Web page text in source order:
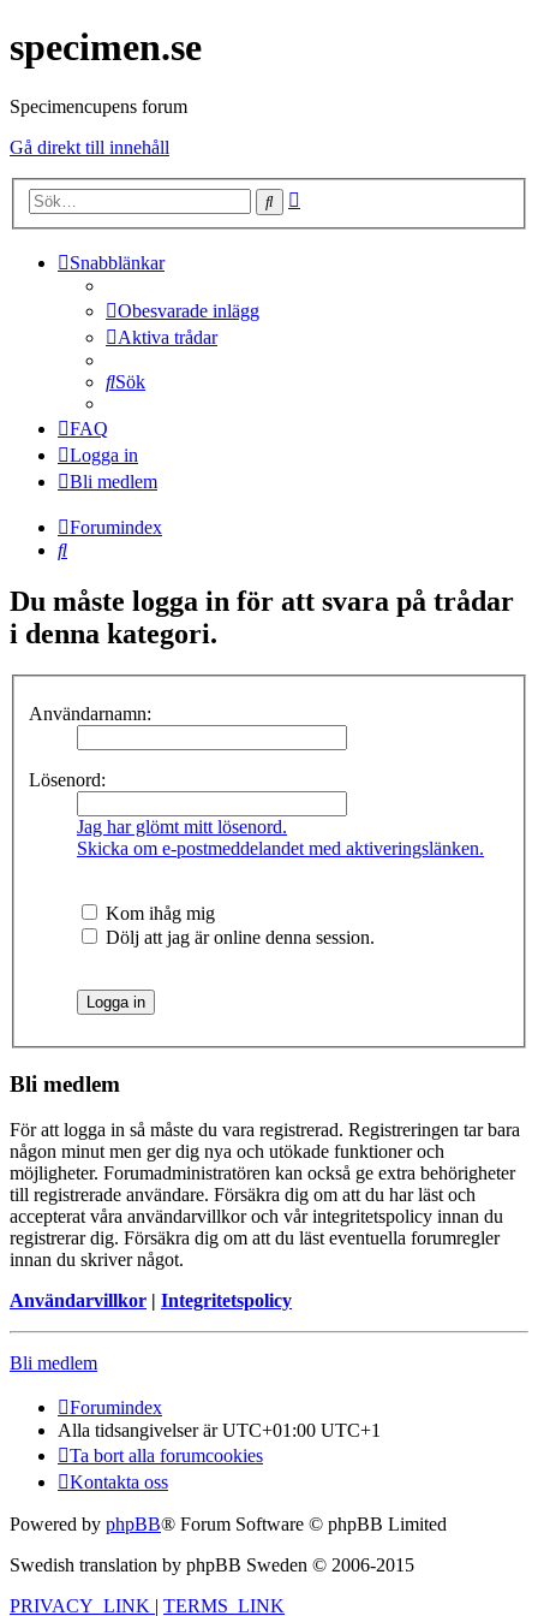
specimen.se
Specimencupens forum
Gå direkt till innehåll
Sök
Snabblänkar
Obesvarade inlägg
Aktiva trådar
Sök
FAQ
Logga in
Bli medlem
Forumindex
Sök
Du måste logga in för att svara på trådar
i denna kategori.
Användarnamn:
Lösenord:
Jag har glömt mitt lösenord.
Skicka om e-postmeddelandet med aktiveringslänken.
Kom ihåg mig
Dölj att jag är online denna session.
Bli medlem
För att logga in så måste du vara registrerad. Registreringen tar bara
någon minut men ger dig nya och utökade funktioner och
möjligheter. Forumadministratören kan också ge extra behörigheter
till registrerade användare. Försäkra dig om att du har läst och
accepterat våra användarvillkor och vår integritetspolicy innan du
registrerar dig. Försäkra dig om att du läst eventuella forumregler
innan du skriver något.
Användarvillkor | Integritetspolicy
Bli medlem
Forumindex
Alla tidsangivelser är UTC+01:00 UTC+1
Ta bort alla forumcookies
Kontakta oss
Powered by phpBB® Forum Software © phpBB Limited
Swedish translation by phpBB Sweden © 2006-2015
PRIVACY_LINK | TERMS_LINK